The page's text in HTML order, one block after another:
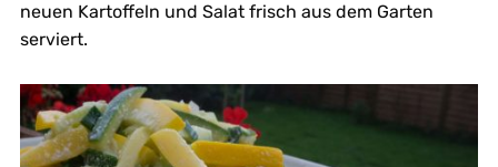
neuen Kartoffeln und Salat frisch aus dem Garten
serviert.